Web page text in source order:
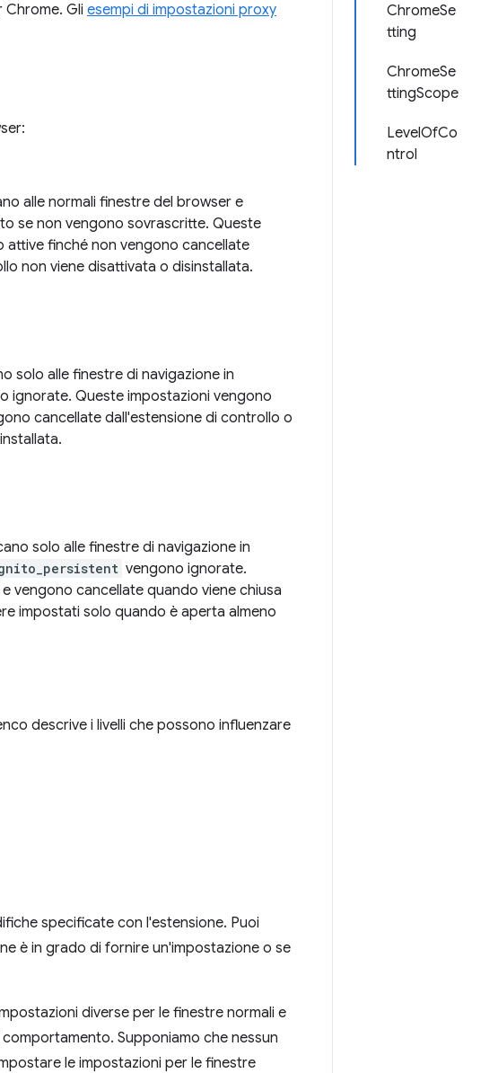
ChromeSe
tting
ChromeSe
ttingScope
LevelOfCo
ntrol
Chrome. Gli esempi di impostazioni proxy
alle normali finestre del browser e
se non vengono sovrascritte. Queste
attive finché non vengono cancellate
non viene disattivata o disinstallata.
solo alle finestre di navigazione in
ignorate. Queste impostazioni vengono
cancellate dall'estensione di controllo o
solo alle finestre di navigazione in
vengono ignorate.
vengono cancellate quando viene chiusa
impostati solo quando è aperta almeno
descrive i livelli che possono influenzare
specificate con l'estensione. Puoi
è in grado di fornire un'impostazione o se
diverse per le finestre normali e
Supponiamo che nessun
le impostazioni per le finestre